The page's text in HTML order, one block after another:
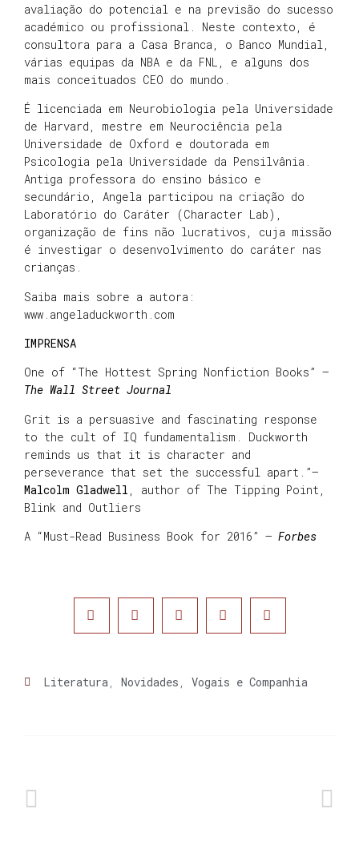
avaliação do potencial e na previsão do sucesso
académico ou profissional. Neste contexto, é
consultora para a Casa Branca, o Banco Mundial,
várias equipas da NBA e da FNL, e alguns dos
mais conceituados CEO do mundo.
É licenciada em Neurobiologia pela Universidade
de Harvard, mestre em Neurociência pela
Universidade de Oxford e doutorada em
Psicologia pela Universidade da Pensilvânia.
Antiga professora do ensino básico e
secundário, Angela participou na criação do
Laboratório do Caráter (Character Lab),
organização de fins não lucrativos, cuja missão
é investigar o desenvolvimento do caráter nas
crianças.
Saiba mais sobre a autora:
www.angeladuckworth.com
IMPRENSA
One of “The Hottest Spring Nonfiction Books” —
The Wall Street Journal
Grit is a persuasive and fascinating response
to the cult of IQ fundamentalism. Duckworth
reminds us that it is character and
perseverance that set the successful apart.”—
Malcolm Gladwell , author of The Tipping Point,
Blink and Outliers
A “Must-Read Business Book for 2016” — Forbes
Literatura Novidades Vogais e Companhia